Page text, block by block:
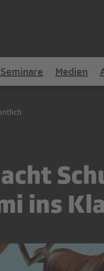
Medien
ins